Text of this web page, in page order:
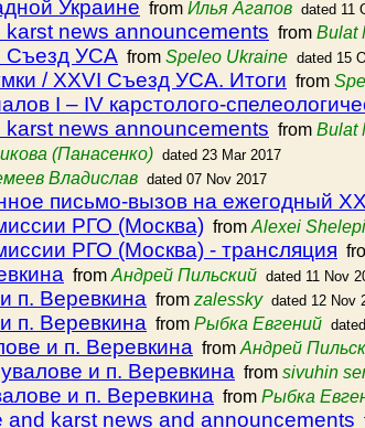
Украине from Илья Агапов dated 11
news announcements from Bulat
Съезд УСА from Speleo Ukraine dated 15
/ XXVI Съезд УСА. Итоги from
I – IV карстолого-
news announcements from Bulat
(Панасенко) dated 23 Mar 2017
Владислав dated 07 Nov 2017
письмо-вызов на ежегодный
РГО (Москва) from Alexei
РГО (Москва) - трансляция
from Андрей Пильский dated 11 Nov
п. Веревкина from zalessky dated 12 Nov
п. Веревкина from Рыбка Евгений
и п. Веревкина from Андрей
и п. Веревкина from sivuhin
и п. Веревкина from Рыбка
and karst news and announcements